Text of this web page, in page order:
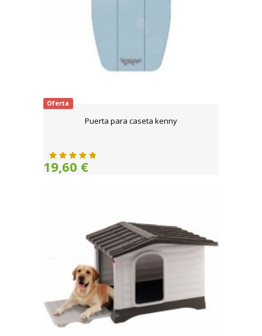
Oferta
Puerta para caseta kenny
19,60 €